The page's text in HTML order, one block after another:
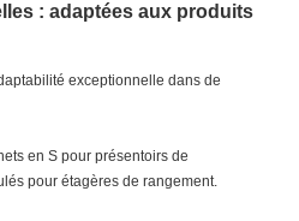
: adaptées aux produits
exceptionnelle dans de
en S pour présentoirs de
pour étagères de rangement.